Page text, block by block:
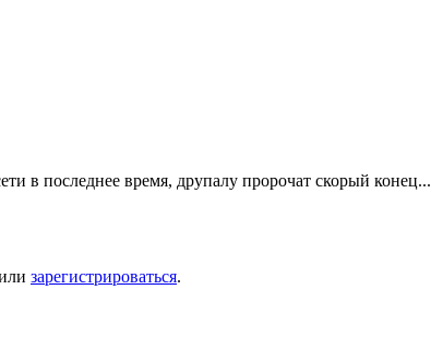
в последнее время, друпалу пророчат скорый конец...
зарегистрироваться.